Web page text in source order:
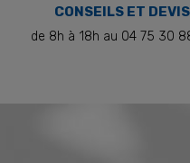
CONSEILS ET DEVIS
de 8h à 18h au 04 75 30